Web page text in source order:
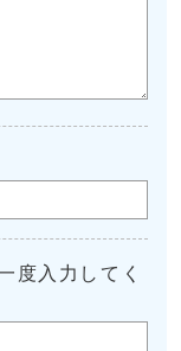
度入力してく